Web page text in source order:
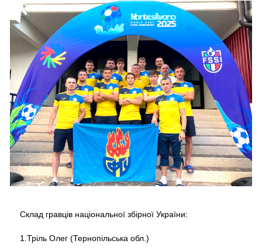
Склад гравців національної збірної України:
1.Тріль Олег (Тернопільська обл.)